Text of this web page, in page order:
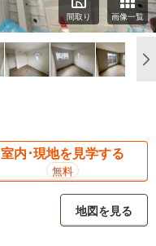
間取り 画像一覧
室内･現地を見学する
無料
地図を見る